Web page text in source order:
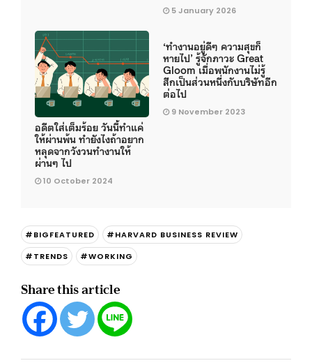
5 January 2026
อดีตใส่เต็มร้อย วันนี้ทำแค่
ให้ผ่านพ้น ทำยังไงถ้าอยาก
หลุดจากวังวนทำงานให้
ผ่านๆ ไป
10 October 2024
‘ทำงานอยู่ดีๆ ความสุขก็
หายไป’ รู้จักภาวะ Great
Gloom เมื่อพนักงานไม่รู้
สึกเป็นส่วนหนึ่งกับบริษัทอีก
ต่อไป
9 November 2023
#BIGFEATURED
#HARVARD BUSINESS REVIEW
#TRENDS
#WORKING
Share this article